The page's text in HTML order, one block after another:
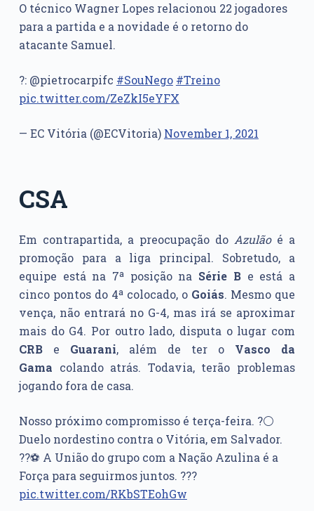
O técnico Wagner Lopes relacionou 22 jogadores
para a partida e a novidade é o retorno do
atacante Samuel.
?: @pietrocarpifc #SouNego #Treino
pic.twitter.com/ZeZkI5eYFX
— EC Vitória (@ECVitoria) November 1, 2021
CSA
Em contrapartida, a preocupação doAzulãoé a
promoção para a liga principal. Sobretudo, a
equipe está na 7ª posição na Série Be está a
cinco pontos do 4ª colocado, o Goiás. Mesmo que
vença, não entrará no G-4, mas irá se aproximar
mais do G4. Por outro lado, disputa o lugar com
CRBe Guarani, além de ter o Vasco da
Gama colando atrás. Todavia, terão problemas
jogando fora de casa.
Nosso próximo compromisso é terça-feira. ?⚪️
Duelo nordestino contra o Vitória, em Salvador.
??⚽️ A União do grupo com a Nação Azulina é a
Força para seguirmos juntos. ???
pic.twitter.com/RKbSTEohGw